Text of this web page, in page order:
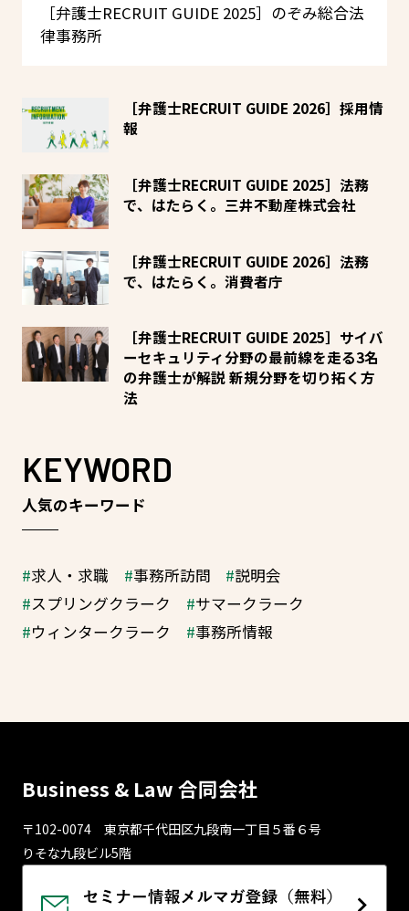
［弁護士RECRUIT GUIDE 2025］のぞみ総合法
律事務所
［弁護士RECRUIT GUIDE 2026］採用情
報
［弁護士RECRUIT GUIDE 2025］法務
で、はたらく。三井不動産株式会社
［弁護士RECRUIT GUIDE 2026］法務
で、はたらく。消費者庁
［弁護士RECRUIT GUIDE 2025］サイバ
ーセキュリティ分野の最前線を走る3名
の弁護士が解説 新規分野を切り拓く方
法
KEYWORD
人気のキーワード
求人・求職 事務所訪問
説明会
スプリングクラーク
サマークラーク
ウィンタークラーク
事務所情報
Business & Law 合同会社
〒102-0074 東京都千代⽥区九段南⼀丁⽬５番６号
りそな九段ビル5階